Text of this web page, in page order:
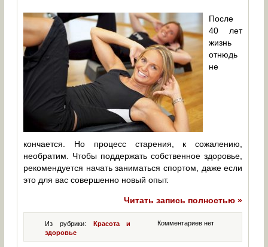
После
40 лет
жизнь
отнюдь
не
кончается. Но процесс старения, к сожалению,
необратим. Чтобы поддержать собственное здоровье,
рекомендуется начать заниматься спортом, даже если
это для вас совершенно новый опыт.
Читать запись полностью »
Комментариев нет
Из рубрики: Красота и
здоровье